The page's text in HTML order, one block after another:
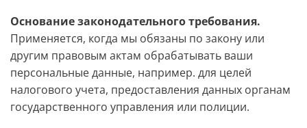
Основание законодательного требования.
Применяется, когда мы обязаны по закону или
другим правовым актам обрабатывать ваши
персональные данные, например. для целей
налогового учета, предоставления данных органам
государственного управления или полиции.